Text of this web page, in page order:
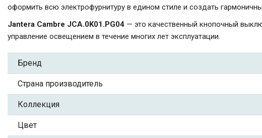
оформить всю электрофурнитуру в едином стиле и создать
Jantera Cambre JCA.0K01.PG04 — это качественный кнопочный
управление освещением в течение многих лет эксплуатации.
Бренд
Страна производитель
Коллекция
Цвет